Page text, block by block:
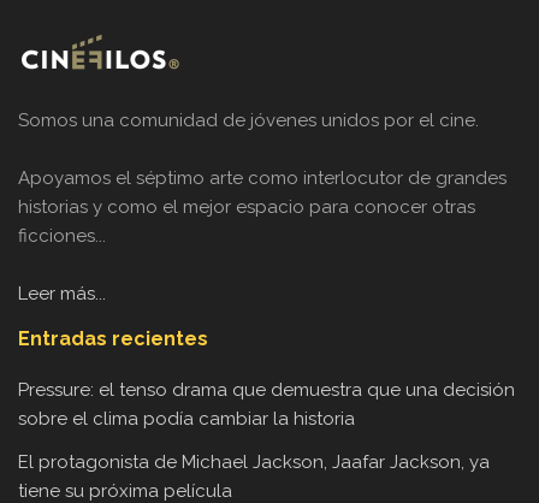
Somos una comunidad de jóvenes unidos por el cine.
Apoyamos el séptimo arte como interlocutor de grandes
historias y como el mejor espacio para conocer otras
ficciones...
Leer más...
Entradas recientes
Pressure: el tenso drama que demuestra que una decisión
sobre el clima podía cambiar la historia
El protagonista de Michael Jackson, Jaafar Jackson, ya
tiene su próxima película